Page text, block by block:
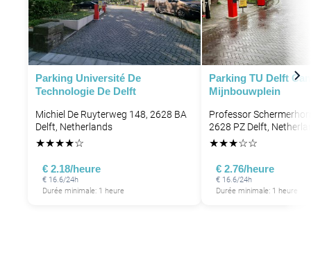
Parking Université De
Technologie De Delft
Michiel De Ruyterweg 148, 2628 BA
Delft, Netherlands
★★★★☆
€ 2.18/heure
€ 16.6/24h
Durée minimale: 1 heure
Parking TU Delft
Mijnbouwplein
Professor
2628 PZ Delft,
★★★☆☆
€ 2.76/heure
€ 16.6/24h
Durée minimale: 1 heure